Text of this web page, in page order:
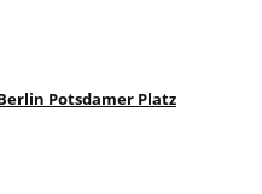
Potsdamer Platz